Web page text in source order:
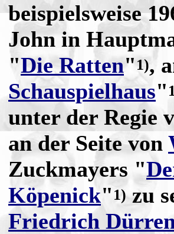
beispielsweise
John in
"Die Ratten"1),
Schauspielhaus"
unter der Regie
an der Seite von
Zuckmayers "
Köpenick" 1)zu
Friedrich